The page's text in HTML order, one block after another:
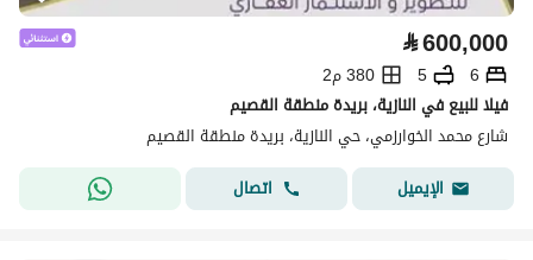
⃁600,000
6
5
380 م2
فيلا للبيع في النازية، بريدة منطقة القصيم
شارع محمد الخوارزمي، حي النازية، بريدة منطقة القصيم
الإيميل
اتصال